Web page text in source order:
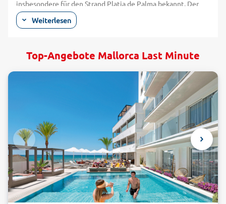
insbesondere für den Strand Platja de Palma bekannt. Der
Strand, der auch Ballermann genannt wird, steht wie kein
anderer für ein ausgelassenes Nachtleben. Ein anderes
Buchten und endlosen Sandstrände. Die östliche Region
Mallorcas wird vom Küstengebirge Serra de Llevant
durchzogen. Hier, in der Nähe von Cala d'Or, befindet sich der
Strand Cala Mitjana. Mit seinem weißen, feinen Sand und
dem kristallklaren Wasser ist er ein echter Geheimtipp für
Mallorca. Der Strand führt sehr flach ins Meer und ist daher
wunderbar für einen Bade-Urlaub mit Kindern geeignet.
Einer der schönsten Strände, den es während Ihrer
Lastminute-Reise nach Mallorca-Reise zu entdecken gilt, ist
der S'Amarador. Er befindet sich an der Südostküste der Insel
inmitten des Naturschutzgebietes Parque Natural de
Mondragó. Der breite und feinsandige Traumstrand wird von
wilden Felswänden und einem malerischen Pinienwald
gerahmt.
Weiterlesen
Top-Angebote Mallorca Last Minute